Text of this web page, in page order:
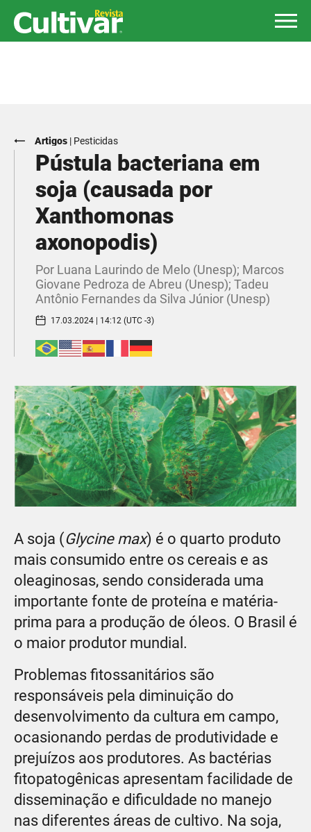
Artigos | Pesticidas
Pústula bacteriana em
soja (causada por
Xanthomonas
axonopodis)
Por Luana Laurindo de Melo (Unesp); Marcos
Giovane Pedroza de Abreu (Unesp); Tadeu
Antônio Fernandes da Silva Júnior (Unesp)
17.03.2024 | 14:12 (UTC -3)
A soja (Glycine max) é o quarto produto
mais consumido entre os cereais e as
oleaginosas, sendo considerada uma
importante fonte de proteína e matéria-
prima para a produção de óleos. O Brasil é
o maior produtor mundial.
Problemas fitossanitários são
responsáveis pela diminuição do
desenvolvimento da cultura em campo,
ocasionando perdas de produtividade e
prejuízos aos produtores. As bactérias
fitopatogênicas apresentam facilidade de
disseminação e dificuldade no manejo
nas diferentes áreas de cultivo. Na soja,